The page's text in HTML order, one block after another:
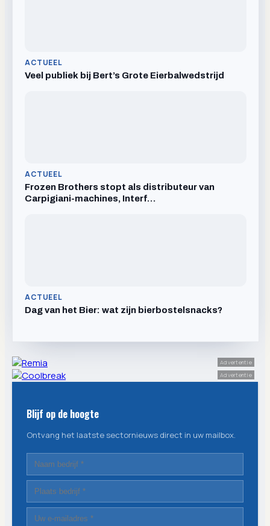
ACTUEEL
Veel publiek bij Bert’s Grote Eierbalwedstrijd
ACTUEEL
Frozen Brothers stopt als distributeur van
Carpigiani-machines, Interf…
ACTUEEL
Dag van het Bier: wat zijn bierbostelsnacks?
Advertentie
Advertentie
Blijf op de hoogte
Ontvang het laatste sectornieuws direct in uw mailbox.